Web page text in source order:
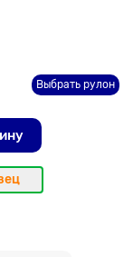
Выбрать рулон